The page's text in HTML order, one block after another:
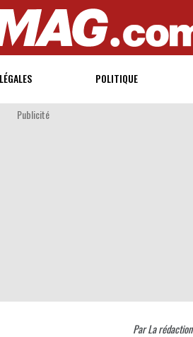
POLITIQUE
Publicité
ParLa rédaction